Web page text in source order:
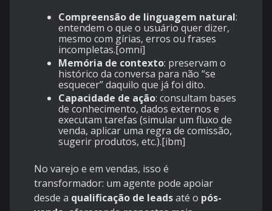
Compreensão de linguagem natural:
entendem o que o usuário quer dizer,
mesmo com gírias, erros ou frases
incompletas.[omni]
Memória de contexto: preservam o
histórico da conversa para não “se
esquecer” daquilo que já foi dito.
Capacidade de ação: consultam bases
de conhecimento, dados externos e
executam tarefas (simular um fluxo de
venda, aplicar uma regra de comissão,
sugerir produtos, etc.).[ibm]
No varejo e em vendas, isso é
transformador: um agente pode apoiar
desde a qualificação de leadsaté o pós-